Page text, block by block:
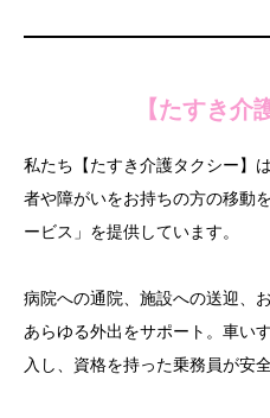
【たすき介
私たち【たすき介護タクシー】
者や障がいをお持ちの方の移動
ービス」を提供しています。
病院への通院、施設への送迎、
あらゆる外出をサポート。車い
入し、資格を持った乗務員が安